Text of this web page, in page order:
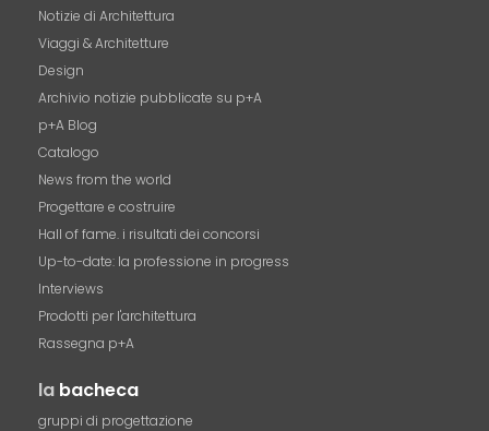
Notizie di Architettura
Viaggi & Architetture
Design
Archivio notizie pubblicate su p+A
p+A Blog
Catalogo
News from the world
Progettare e costruire
Hall of fame. i risultati dei concorsi
Up-to-date: la professione in progress
Interviews
Prodotti per l'architettura
Rassegna p+A
la bacheca
gruppi di progettazione